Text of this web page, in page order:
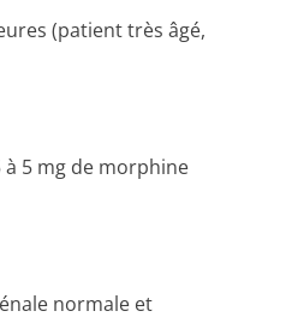
(patient très âgé,
5 mg de morphine
normale et